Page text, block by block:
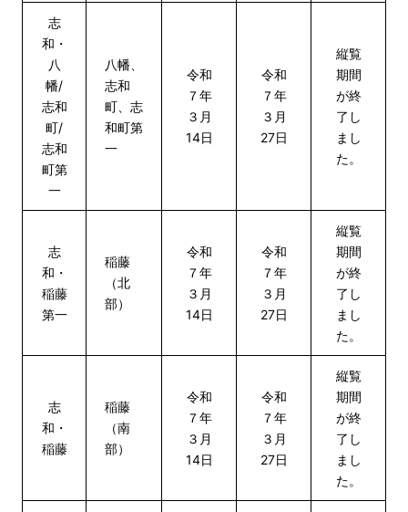
志
和・
八
幡/
志和
町/
志和
町第
一
八幡、
志和
町、志
和町第
一
令和
７年
３月
14日
令和
７年
３月
27日
縦覧
期間
が終
了し
まし
た。
志
和・
稲藤
第一
稲藤
（北
部）
令和
７年
３月
14日
令和
７年
３月
27日
縦覧
期間
が終
了し
まし
た。
志
和・
稲藤
稲藤
（南
部）
令和
７年
３月
14日
令和
７年
３月
27日
縦覧
期間
が終
了し
まし
た。